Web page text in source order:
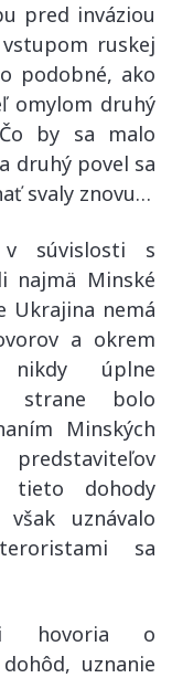
pred inváziou
vstupom ruskej
podobné, ako
omylom druhý
by sa malo
druhý povel sa
svaly znovu…
súvislosti s
najmä Minské
Ukrajina nemá
a okrem
nikdy úplne
strane bolo
Minských
tieto dohody
uznávalo
sa
hovoria o
uznanie